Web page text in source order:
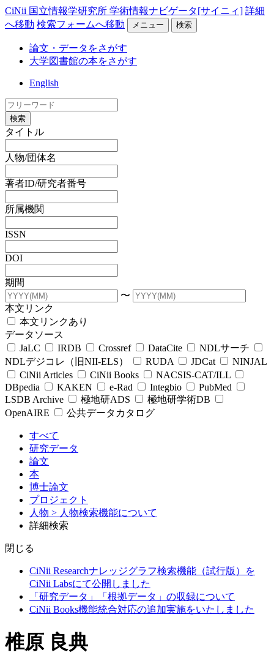
CiNii 国立情報学研究所 学術情報ナビゲータ[サイニィ] 詳細
へ移動 検索フォームへ移動 メニュー 検索
論文・データをさがす
大学図書館の本をさがす
English
検索
タイトル
人物/団体名
著者ID/研究者番号
所属機関
ISSN
DOI
期間
〜
本文リンク
本文リンクあり
データソース
JaLC
IRDB Crossref DataCite
NDLサーチ
NDLデジコレ（旧NII-ELS）
RUDA JDCat
NINJAL
CiNii Articles
CiNii Books
NACSIS-CAT/ILL
DBpedia
KAKEN e-Rad Integbio
PubMed
LSDB Archive
極地研ADS
極地研学術DB
OpenAIRE
公共データカタログ
すべて
研究データ
論文
本
博士論文
プロジェクト
人物 > 人物検索機能について
詳細検索
閉じる
CiNii Researchナレッジグラフ検索機能（試行版）を
CiNii Labsにて公開しました
「研究データ」「根拠データ」の収録について
CiNii Books機能統合対応の追加実施をいたしました
椎原 良典